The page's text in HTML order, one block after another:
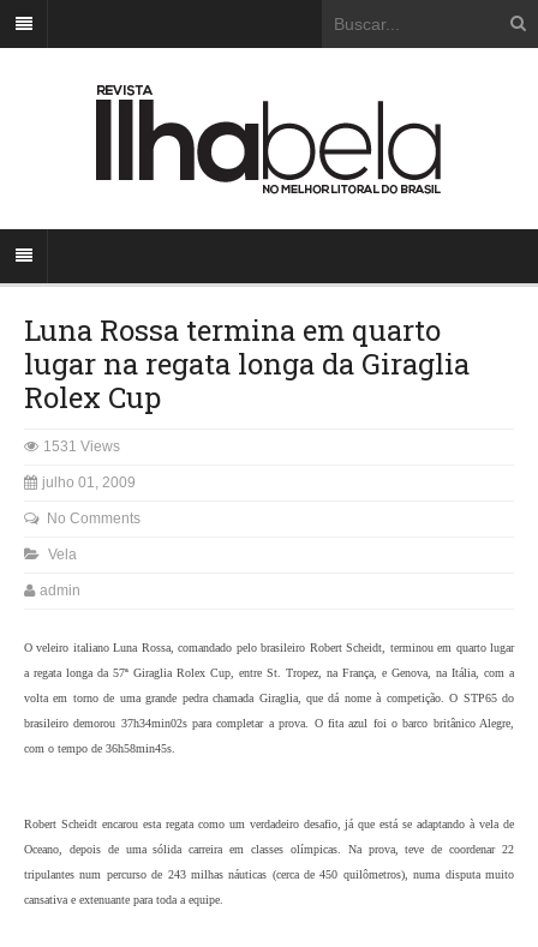
Luna Rossa termina em quarto
lugar na regata longa da Giraglia
Rolex Cup
1531 Views
julho 01, 2009
No Comments
Vela
admin
O veleiro italiano Luna Rossa, comandado pelo brasileiro Robert Scheidt, terminou em quarto lugar
a regata longa da 57ª Giraglia Rolex Cup, entre St. Tropez, na França, e Genova, na Itália, com a
volta em torno de uma grande pedra chamada Giraglia, que dá nome à competição. O STP65 do
brasileiro demorou 37h34min02s para completar a prova. O fita azul foi o barco britânico Alegre,
com o tempo de 36h58min45s.
Robert Scheidt encarou esta regata como um verdadeiro desafio, já que está se adaptando à vela de
Oceano, depois de uma sólida carreira em classes olímpicas. Na prova, teve de coordenar 22
tripulantes num percurso de 243 milhas náuticas (cerca de 450 quilômetros), numa disputa muito
cansativa e extenuante para toda a equipe.